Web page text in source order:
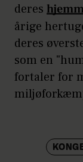
deres
årige
deres
som en
fortaler for